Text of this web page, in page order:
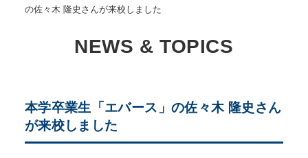
の佐々木 隆史さんが来校しました
NEWS & TOPICS
本学卒業生「エバース」の佐々木 隆史さん
が来校しました